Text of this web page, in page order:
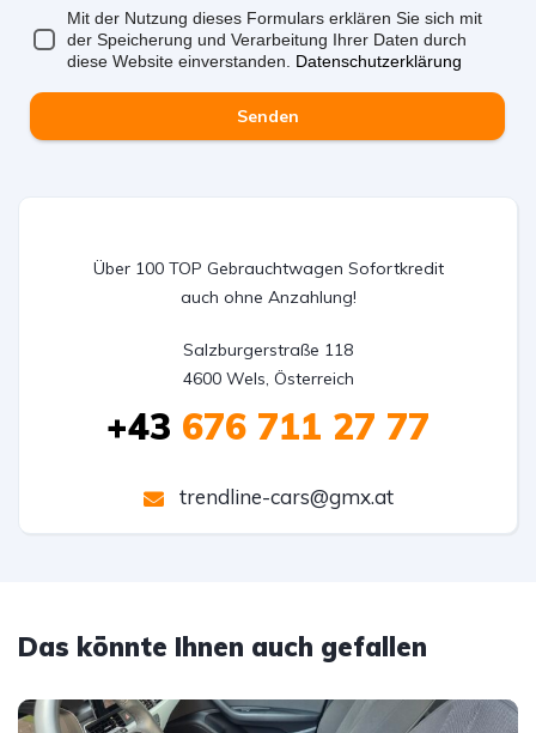
Mit der Nutzung dieses Formulars erklären Sie sich mit
der Speicherung und Verarbeitung Ihrer Daten durch
diese Website einverstanden. Datenschutzerklärung
Senden
Über 100 TOP Gebrauchtwagen Sofortkredit
auch ohne Anzahlung!
Salzburgerstraße 118
4600 Wels, Österreich
+43 676 711 27 77
trendline-cars@gmx.at
Das könnte Ihnen auch gefallen